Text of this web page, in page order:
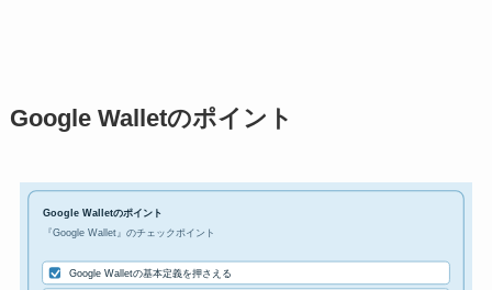
Google Walletのポイント
Google Walletのポイント
『Google Wallet』のチェックポイント
Google Walletの基本定義を押さえる